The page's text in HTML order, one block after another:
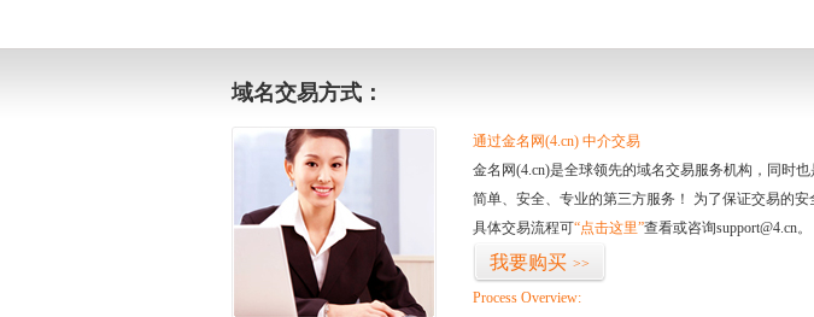
域名交易方式：
通过金名网(4.cn) 中介交易
金名网(4.cn)是全球领先的域名交易服务机构，同时
简单、安全、专业的第三方服务！ 为了保证交易的安
具体交易流程可“点击这里”查看或咨询support@4.cn。
我要购买 >>
Process Overview: